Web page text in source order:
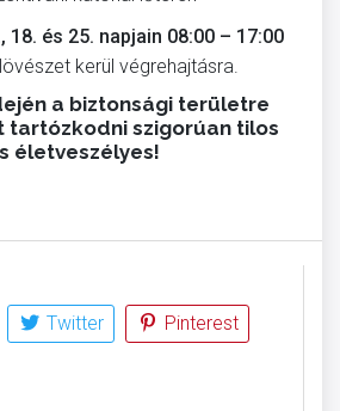
18. és 25. napjain 08:00 – 17:00
kerül végrehajtásra.
a biztonsági területre
tartózkodni szigorúan tilos
életveszélyes!
Twitter
Pinterest